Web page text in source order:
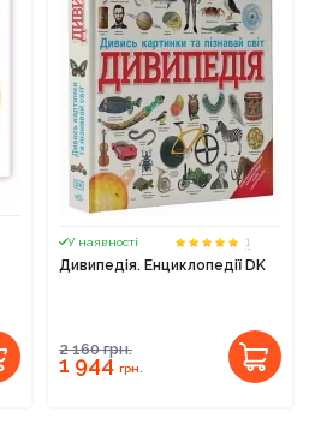
У наявності
1
Дивипедія. Енциклопедії DK
2 160грн.
1 944 грн.